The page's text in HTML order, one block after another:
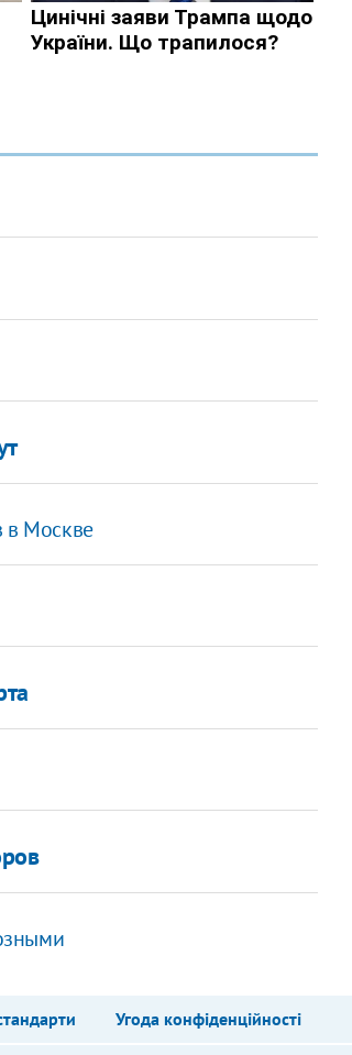
в Москве
Угода конфіденційності